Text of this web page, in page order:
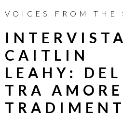
VOICES FROM THE
CAITLIN
LEAHY:
TRA